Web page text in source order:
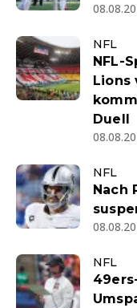
NFL
NFL-
Lions
Duell
NFL
Nach
NFL